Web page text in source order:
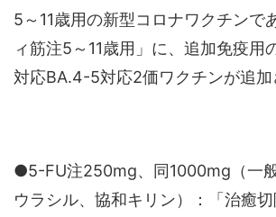
5～11歳用の新型コロナワクチンで
ィ筋注5～11歳用」に、追加免疫用
対応BA.4-5対応2価ワクチンが追加
●5-FU注250mg、同1000mg（一
ウラシル、協和キリン）：「治癒切